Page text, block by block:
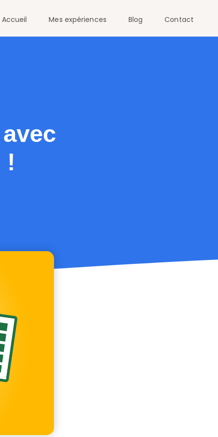
Accueil Mes expériences Blog Contact
!